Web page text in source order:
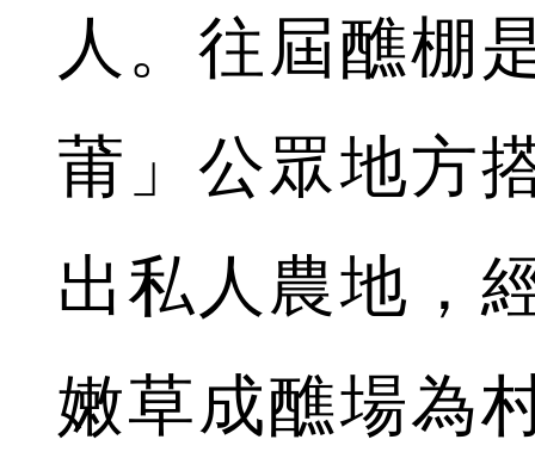
人。往屆醮棚
莆」公眾地方
出私人農地，
嫩草成醮場為